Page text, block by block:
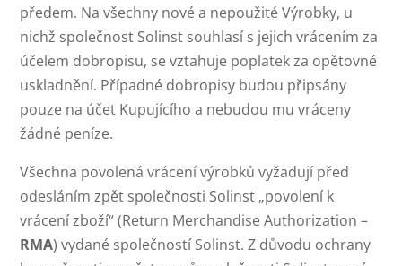
předem. Na všechny nové a nepoužité Výrobky, u
nichž společnost Solinst souhlasí s jejich vrácením za
účelem dobropisu, se vztahuje poplatek za opětovné
uskladnění. Případné dobropisy budou připsány
pouze na účet Kupujícího a nebudou mu vráceny
žádné peníze.
Všechna povolená vrácení výrobků vyžadují před
odesláním zpět společnosti Solinst „povolení k
vrácení zboží“ (Return Merchandise Authorization –
RMA) vydané společností Solinst. Z důvodu ochrany